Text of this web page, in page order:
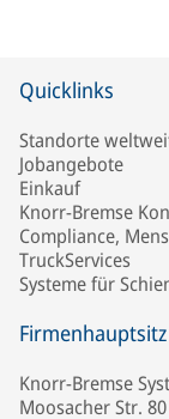
Quicklinks
Standorte
Jobangebote
Einkauf
Knorr-Bremse
Compliance,
TruckServices
Systeme für
Firmenhauptsitz
Knorr-Bremse
Moosacher Str. 80